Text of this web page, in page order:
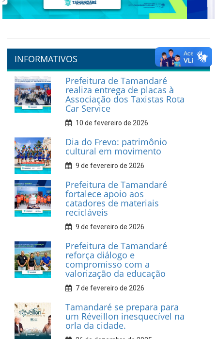
Previous Next
INFORMATIVOS
Prefeitura de Tamandaré
realiza entrega de placas à
Associação dos Taxistas Rota
Car Service
10 de fevereiro de 2026
Dia do Frevo: patrimônio
cultural em movimento
9 de fevereiro de 2026